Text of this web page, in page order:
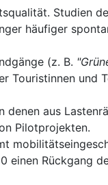
Studien
häufiger
(z. B.
Touristinnen und
aus
Pilotprojekten.
einen Rückgang